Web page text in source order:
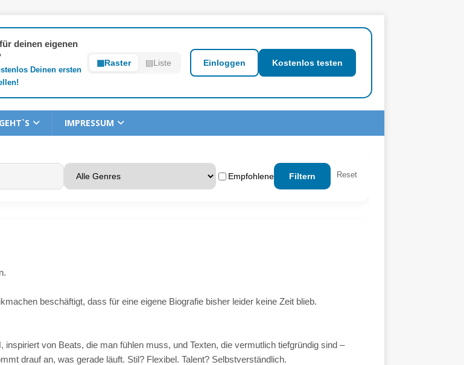
deinen eigenen
Deinen ersten
▦Raster ▤Liste Einloggen Kostenlos testen
IMPRESSUM
Empfohlene Filtern Reset
beschäftigt, dass für eine eigene Biografie bisher leider keine Zeit blieb.
von Beats, die man fühlen muss, und Texten, die vermutlich tiefgründig sind –
drauf an, was gerade läuft. Stil? Flexibel. Talent? Selbstverständlich.